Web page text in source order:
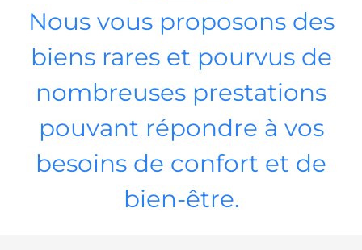
Nous vous proposons des
biens rares et pourvus de
nombreuses prestations
pouvant répondre à vos
besoins de confort et de
bien-être.